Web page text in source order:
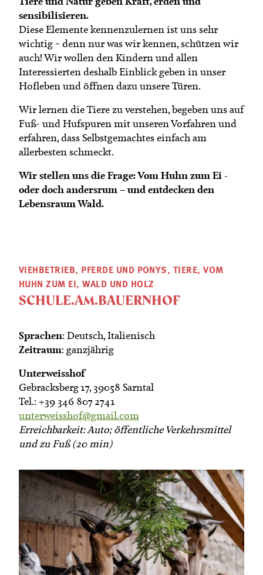
Mitgliedschaft
Landessekretariat
Bäuerliche Buffets
Hofgeschichten
sensibilisieren.
Diese Elemente kennenzulernen ist uns sehr
wichtig – denn nur was wir kennen, schützen wir
auch! Wir wollen den Kindern und allen
Interessierten deshalb Einblick geben in unser
Hofleben und öffnen dazu unsere Türen.
Wir lernen die Tiere zu verstehen, begeben uns auf
Fuß- und Hufspuren mit unseren Vorfahren und
erfahren, dass Selbstgemachtes einfach am
allerbesten schmeckt.
Wir stellen uns die Frage: Vom Huhn zum Ei -
oder doch andersrum – und entdecken den
Lebensraum Wald.
VIEHBETRIEB, PFERDE UND PONYS, TIERE, VOM
HUHN ZUM EI, WALD UND HOLZ
SCHULE.AM.BAUERNHOF
Sprachen: Deutsch, Italienisch
Zeitraum: ganzjährig
Unterweisshof
Gebracksberg 17, 39058 Sarntal
Tel.: +39 346 807 2741
unterweisshof@gmail.com
Erreichbarkeit: Auto; öffentliche Verkehrsmittel
und zu Fuß (20 min)